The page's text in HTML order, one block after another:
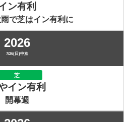
ン有利
で芝はイン有利に
2026
7/26(日)中京
芝
イン有利
開幕週